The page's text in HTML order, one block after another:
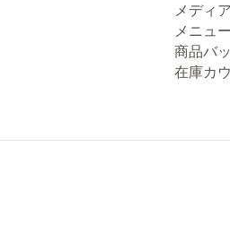
メディ
メニュ
商品バ
在庫カ